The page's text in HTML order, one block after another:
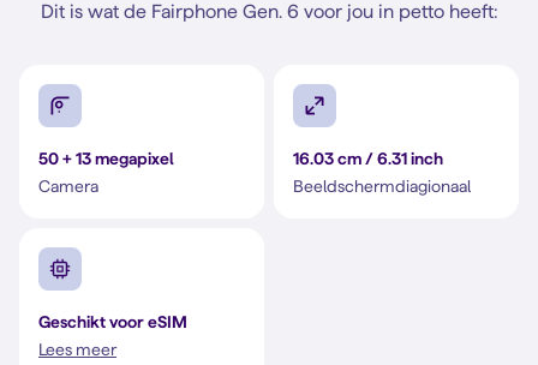
Dit is wat de Fairphone Gen. 6 voor jou in petto heeft:
50 + 13 megapixel
Camera
16.03 cm / 6.31 inch
Beeldschermdiagionaal
Geschikt voor eSIM
Lees meer